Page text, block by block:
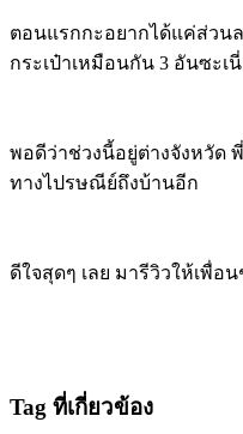
ตอนแรกกะอยากได้แค่ส่วน
กระเป๋าเหมือนกัน 3 อันซะเ
พอดีว่าช่วงนี้อยู่ต่างจังหวัด
ทางไปรษณีย์ถึงบ้านอีก
ดีใจสุดๆ เลย มารีวิวให้เพื่อน
Tag ที่เกี่ยวข้อง